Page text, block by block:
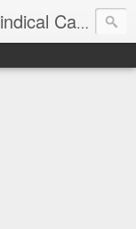
APLB - Sindicato - Delegacia Sindical Cacau Sul - Camacã-BA